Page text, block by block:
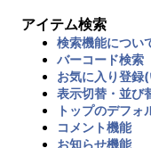
アイテム検索
検索機能につい
バーコード検索
お気に入り登録
表示切替・並び
トップのデフォ
コメント機能
お知らせ機能